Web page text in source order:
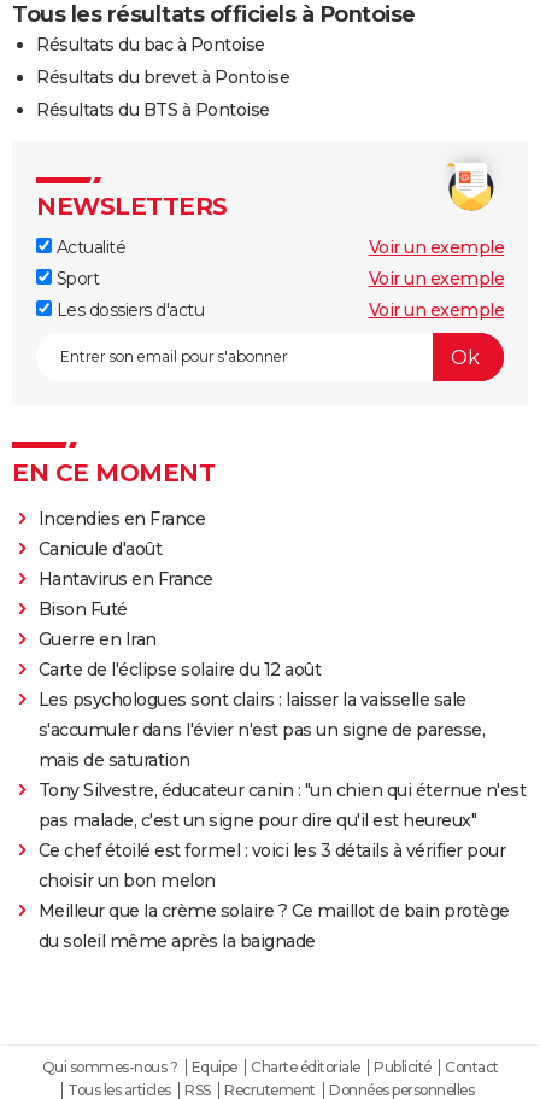
Tous les résultats officiels à Pontoise
Résultats du bac à Pontoise
Résultats du brevet à Pontoise
Résultats du BTS à Pontoise
NEWSLETTERS
Actualité
Voir un exemple
Sport
Voir un exemple
Les dossiers d'actu
Voir un exemple
EN CE MOMENT
Incendies en France
Canicule d'août
Hantavirus en France
Bison Futé
Guerre en Iran
Carte de l'éclipse solaire du 12 août
Les psychologues sont clairs : laisser la vaisselle sale
s'accumuler dans l'évier n'est pas un signe de paresse,
mais de saturation
Tony Silvestre, éducateur canin : "un chien qui éternue n'est
pas malade, c'est un signe pour dire qu'il est heureux"
Ce chef étoilé est formel : voici les 3 détails à vérifier pour
choisir un bon melon
Meilleur que la crème solaire ? Ce maillot de bain protège
du soleil même après la baignade
Qui sommes-nous ? Equipe Charte éditoriale Publicité
Contact
Tous les articles
RSS Recrutement Données personnelles